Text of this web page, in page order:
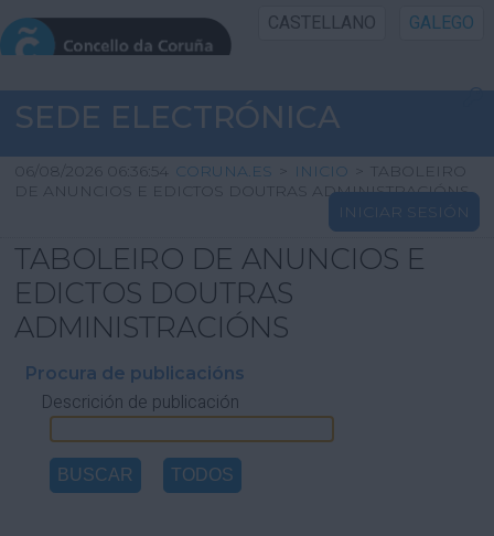
CASTELLANO GALEGO
INICIO SEDE
INICIO
INFORMACIÓN PÚBLICA
CARTAFOL CIDADÁN
UTILIDADES
AXUDA
SEDE ELECTRÓNICA
06/08/2026 06:36:54 CORUNA.ES > INICIO > TABOLEIRO
DE ANUNCIOS E EDICTOS DOUTRAS ADMINISTRACIÓNS
INICIAR SESIÓN
TABOLEIRO DE ANUNCIOS E
EDICTOS DOUTRAS
ADMINISTRACIÓNS
Procura de publicacións
Descrición de publicación